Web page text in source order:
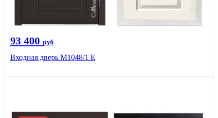
93 400 руб
Входная дверь М1048/1 Е